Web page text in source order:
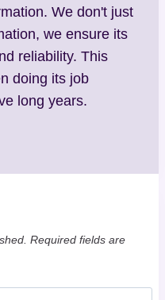
We don't just
we ensure its
reliability. This
doing its job
long years.
Required fields are